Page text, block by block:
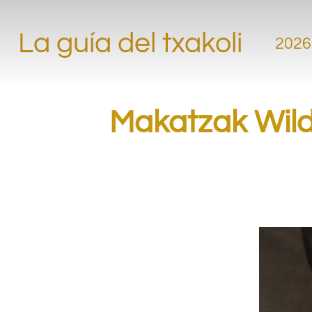
La guía del txakoli 2026
Makatzak